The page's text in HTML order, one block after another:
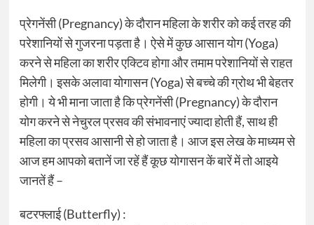
प्रेगनेंसी (Pregnancy) के दौरान महिला के शरीर को कई तरह की
परेशानियों से गुजरना पड़ता है। ऐसे में कुछ आसान योग (Yoga)
करने से महिला का शरीर एक्टिव होगा और तमाम परेशानियों से राहत
मिलेगी। इसके अलावा योगासन (Yoga) से बच्चे की ग्रोथ भी बेहतर
होगी। ये भी माना जाता है कि प्रेगनेंसी (Pregnancy) के दौरान
योग करने से नेचुरल प्रसव की संभावनाएं ज्यादा होती हैं, साथ ही
महिला का प्रसव आसानी से हो जाता है। आज इस लेख के माध्‍यम से
आज हम आपको बतानें जा रहें हैं कूछ योगासन कें बारें में तो आइये
जानतें हैं –
बटरफ्लाई (Butterfly) :